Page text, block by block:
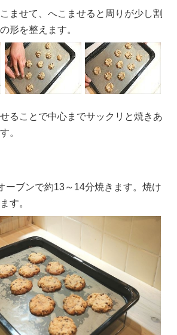
ませて、へこませると周りが少し割
形を整えます。
ることで中心までサックリと焼きあ
。
ーブンで約13～14分焼きます。焼け
す。